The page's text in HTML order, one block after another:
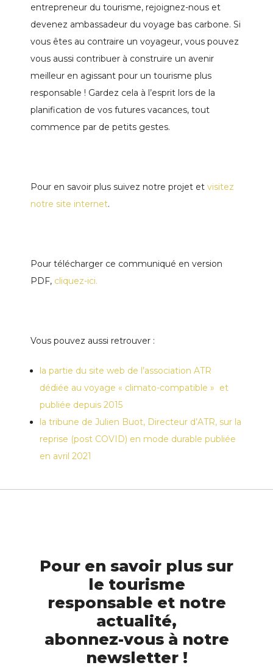
entrepreneur du tourisme, rejoignez-nous et
devenez ambassadeur du voyage bas carbone. Si
vous êtes au contraire un voyageur, vous pouvez
vous aussi contribuer à construire un avenir
meilleur en agissant pour un tourisme plus
responsable ! Gardez cela à l’esprit lors de la
planification de vos futures vacances, tout
commence par de petits gestes.
Pour en savoir plus suivez notre projet et visitez
notre site internet.
Pour télécharger ce communiqué en version
PDF, cliquez-ici.
Vous pouvez aussi retrouver :
la partie du site web de l’association ATR
dédiée au voyage « climato-compatible » et
publiée depuis 2015
la tribune de Julien Buot, Directeur d’ATR, sur la
reprise (post COVID) en mode durable publiée
en avril 2021
Pour en savoir plus sur
le tourisme
responsable et notre
actualité,
abonnez-vous à notre
newsletter !